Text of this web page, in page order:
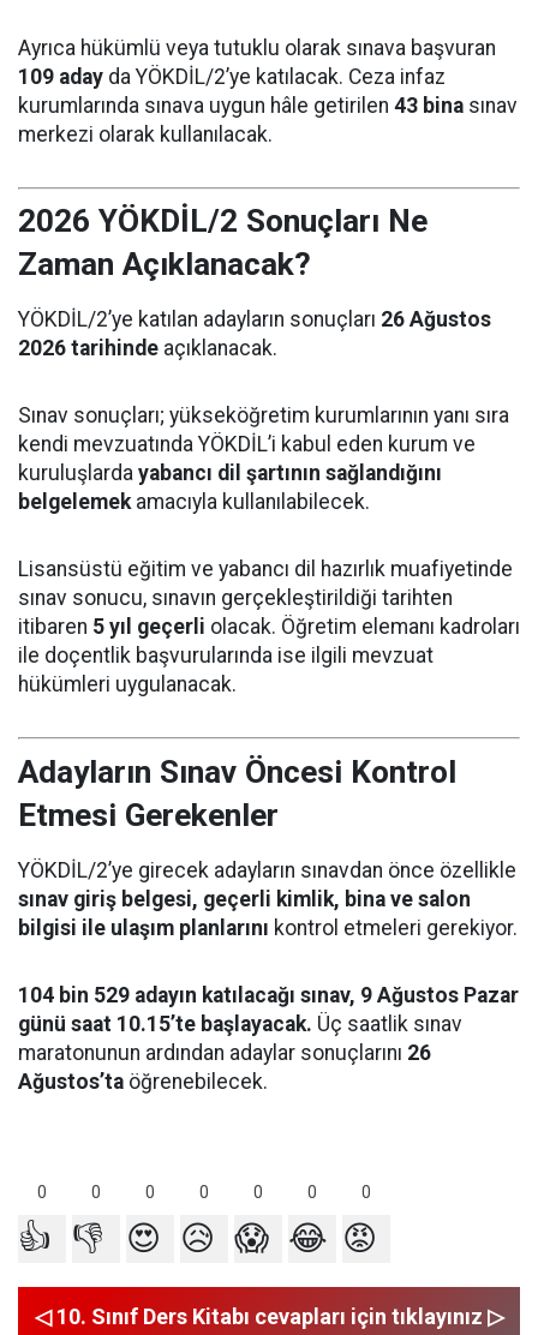
Ayrıca hükümlü veya tutuklu olarak sınava başvuran
109 aday da YÖKDİL/2’ye katılacak. Ceza infaz
kurumlarında sınava uygun hâle getirilen 43 bina sınav
merkezi olarak kullanılacak.
2026 YÖKDİL/2 Sonuçları Ne
Zaman Açıklanacak?
YÖKDİL/2’ye katılan adayların sonuçları 26 Ağustos
2026 tarihinde açıklanacak.
Sınav sonuçları; yükseköğretim kurumlarının yanı sıra
kendi mevzuatında YÖKDİL’i kabul eden kurum ve
kuruluşlarda yabancı dil şartının sağlandığını
belgelemekamacıyla kullanılabilecek.
Lisansüstü eğitim ve yabancı dil hazırlık muafiyetinde
sınav sonucu, sınavın gerçekleştirildiği tarihten
itibaren 5 yıl geçerli olacak. Öğretim elemanı kadroları
ile doçentlik başvurularında ise ilgili mevzuat
hükümleri uygulanacak.
Adayların Sınav Öncesi Kontrol
Etmesi Gerekenler
YÖKDİL/2’ye girecek adayların sınavdan önce özellikle
sınav giriş belgesi, geçerli kimlik, bina ve salon
bilgisi ile ulaşım planlarını kontrol etmeleri gerekiyor.
104 bin 529 adayın katılacağı sınav, 9 Ağustos Pazar
günü saat 10.15’te başlayacak. Üç saatlik sınav
maratonunun ardından adaylar sonuçlarını 26
Ağustos’ta öğrenebilecek.
0 0 0 0 0 0 0
👍 👎 😍 😥 😱 😂 😡
◁ 10. Sınıf Ders Kitabı cevapları için tıklayınız ▷